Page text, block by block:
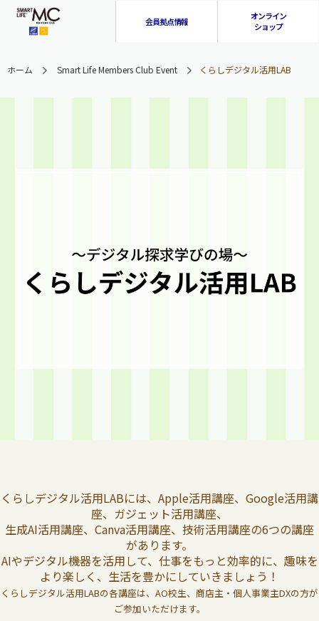
会員拠点情報
オンライン
ショップ
ホーム Smart Life Members Club Event くらしデジタル活用LAB
くらしデジタル活用LABには、Apple活用講座、Google活用講
座、ガジェット活用講座、
生成AI活用講座、Canva活用講座、技術活用講座の6つの講座
があります。
AIやデジタル機器を活用して、仕事をもっと効率的に、趣味を
より楽しく、生活を豊かにしていきましょう！
くらしデジタル活用LABの各講座は、AO校生、商店主・個人事業主DXの方が
ご参加いただけます。